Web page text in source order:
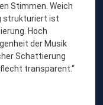
Stimmen. Weich
strukturiert ist
Hoch
der Musik
Schattierung
transparent.“